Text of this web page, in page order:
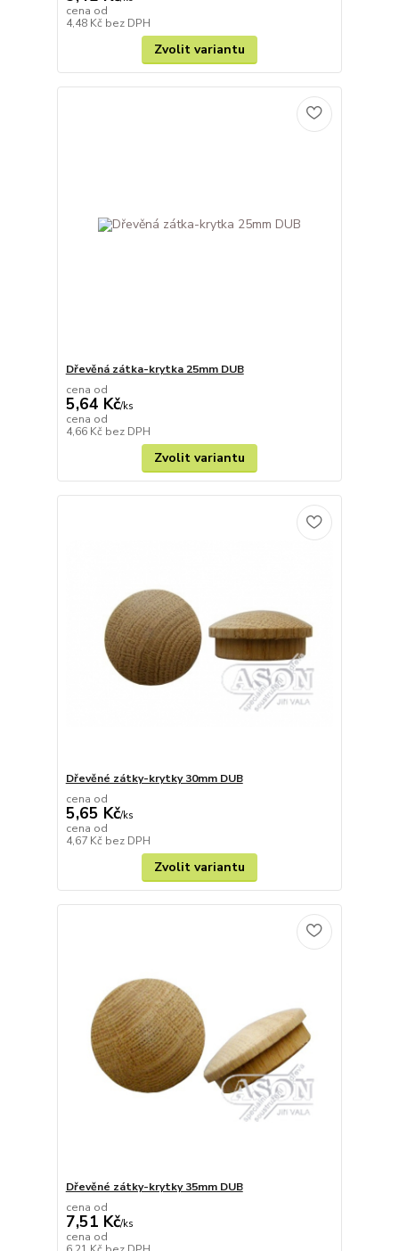
cena od
4,48 Kč bez DPH
Zvolit variantu
Dřevěná zátka-krytka 25mm DUB
cena od
5,64 Kč/ks
cena od
4,66 Kč bez DPH
Zvolit variantu
Dřevěné zátky-krytky 30mm DUB
cena od
5,65 Kč/ks
cena od
4,67 Kč bez DPH
Zvolit variantu
Dřevěné zátky-krytky 35mm DUB
cena od
7,51 Kč/ks
cena od